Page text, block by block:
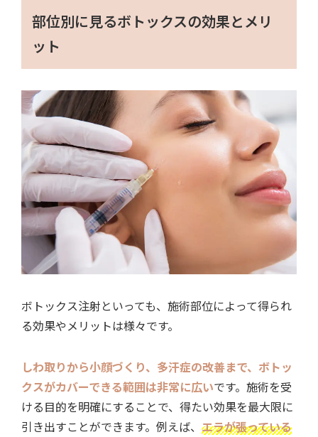
部位別に見るボトックスの効果とメリ
ット
ボトックス注射といっても、施術部位によって得られ
る効果やメリットは様々です。
しわ取りから小顔づくり、多汗症の改善まで、ボトッ
クスがカバーできる範囲は非常に広いです。施術を受
ける目的を明確にすることで、得たい効果を最大限に
引き出すことができます。例えば、 エラが張っている